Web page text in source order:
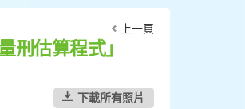
上一頁
刑估算程式」
下載所有照片